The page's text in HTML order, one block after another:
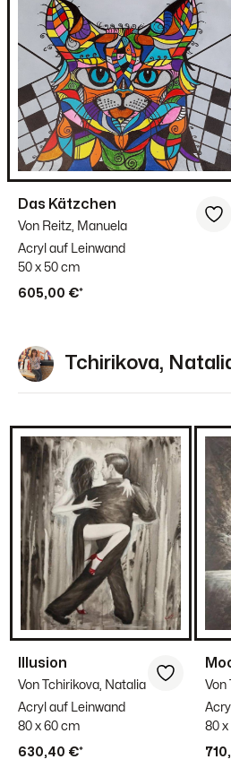
Das Kätzchen
Von Reitz, Manuela
Acryl auf Leinwand
50 x 50 cm
605,00 €*
Tchirikova,
Illusion
Von Tchirikova, Natalia
Acryl auf Leinwand
80 x 60 cm
630,40 €*
Von
80 x